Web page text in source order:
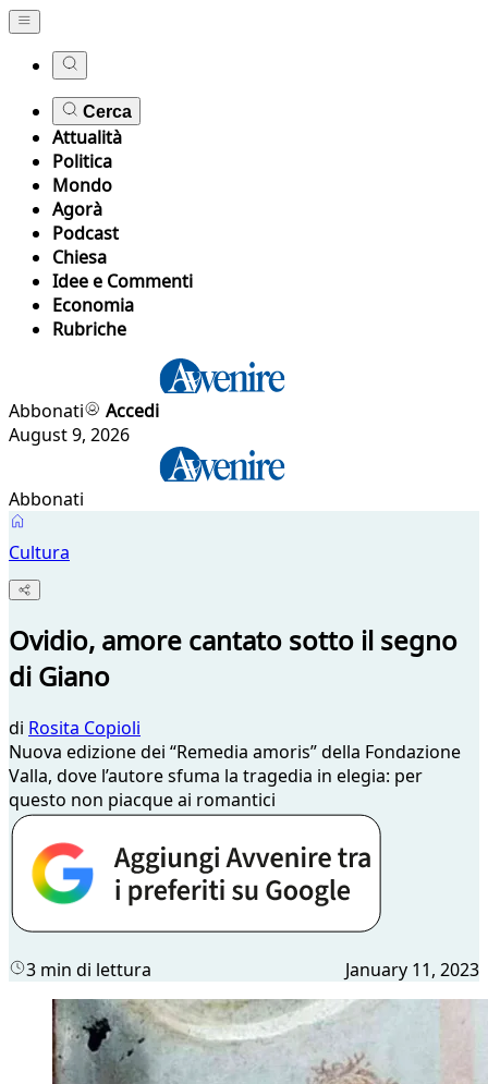
Cerca
Attualità
Politica
Mondo
Agorà
Podcast
Chiesa
Idee e Commenti
Economia
Rubriche
Abbonati
Accedi
August 9, 2026
Abbonati
Cultura
Ovidio, amore cantato sotto il segno
di Giano
di Rosita Copioli
Nuova edizione dei “Remedia amoris” della Fondazione
Valla, dove l’autore sfuma la tragedia in elegia: per
questo non piacque ai romantici
3 min di lettura January 11, 2023